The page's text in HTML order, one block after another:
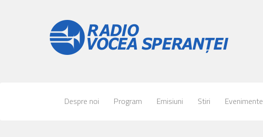
Despre noi Program Emisiuni Stiri Evenimente